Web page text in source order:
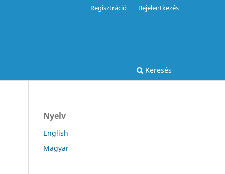
Keresés
Regisztráció Bejelentkezés
Nyelv
English
Magyar